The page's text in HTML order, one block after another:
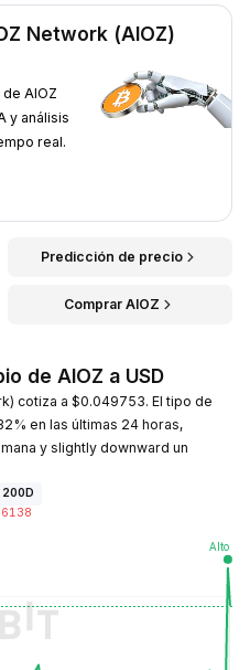
Network (AIOZ)
AIOZ
y análisis
real.
Predicción de precio
Comprar AIOZ
de AIOZ a USD
cotiza a $0.049753. El tipo de
en las últimas 24 horas,
y slightly downward un
200D